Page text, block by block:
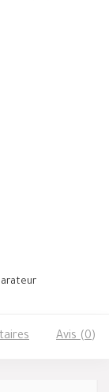
Avis (0)